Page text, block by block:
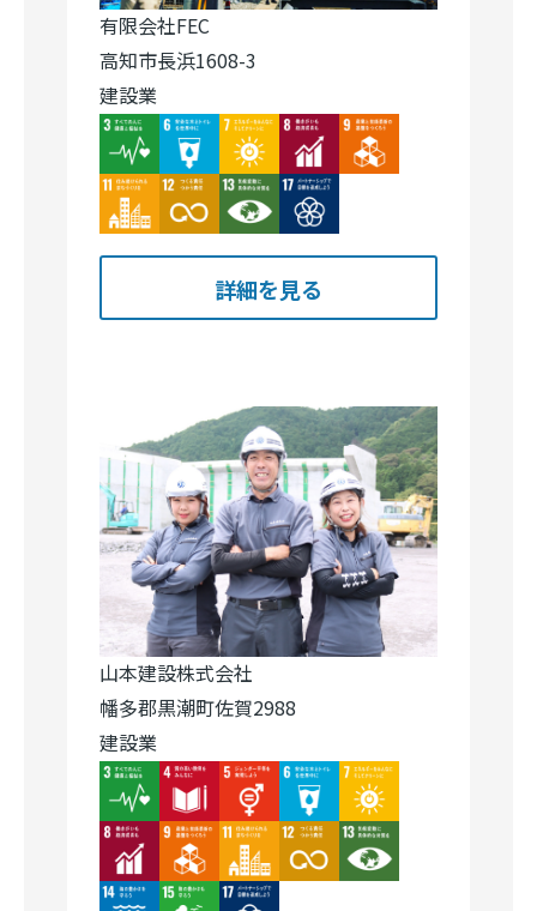
ImageImageImageImageImage
ImageImageImage
詳細を見る
山本建設株式会社
幡多郡黒潮町佐賀2988
建設業
ImageImageImageImageImage
ImageImageImageImage
Image Image Image
詳細を見る